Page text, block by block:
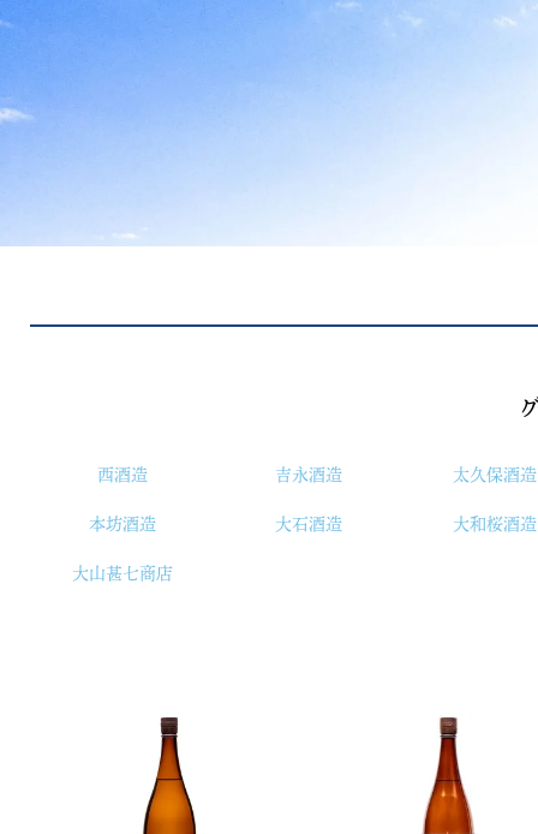
西酒造 吉永酒造
太久保酒造
本坊酒造
大石酒造
大和桜酒造
大山甚七商店